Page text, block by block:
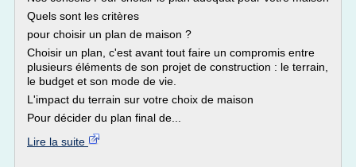
Quels sont les critères
pour choisir un plan de maison ?
Choisir un plan, c'est avant tout faire un compromis entre
plusieurs éléments de son projet de construction : le terrain,
le budget et son mode de vie.
L'impact du terrain sur votre choix de maison
Pour décider du plan final de...
Lire la suite